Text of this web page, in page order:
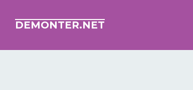
DEMONTER.NET